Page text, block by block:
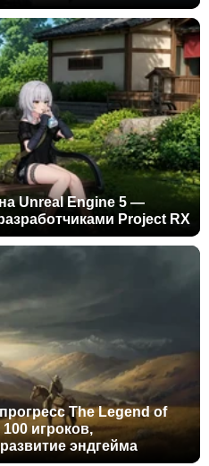
Unreal Engine 5 —
Project RX
The Legend of
игроков,
эндгейма